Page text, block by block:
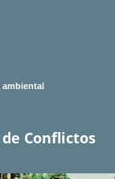
ambiental
Conflictos